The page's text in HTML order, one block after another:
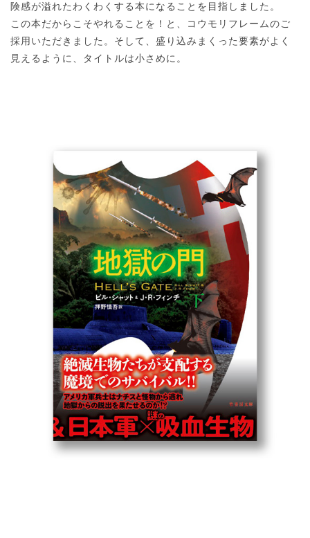
険感が溢れたわくわくする本になることを目指しました。
この本だからこそやれることを！と、コウモリフレームのご
採用いただきました。そして、盛り込みまくった要素がよく
見えるように、タイトルは小さめに。